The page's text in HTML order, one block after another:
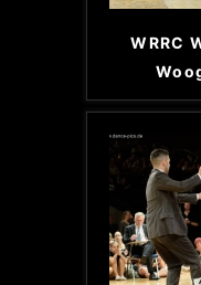
WRRC